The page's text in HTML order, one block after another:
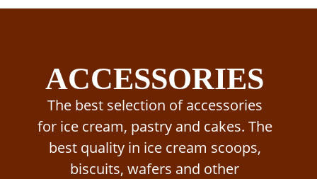
ACCESSORIES
The best selection of accessories
for ice cream, pastry and cakes. The
best quality in ice cream scoops,
biscuits, wafers and other